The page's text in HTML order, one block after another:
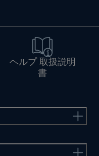
ヘルプ 取扱説明
書